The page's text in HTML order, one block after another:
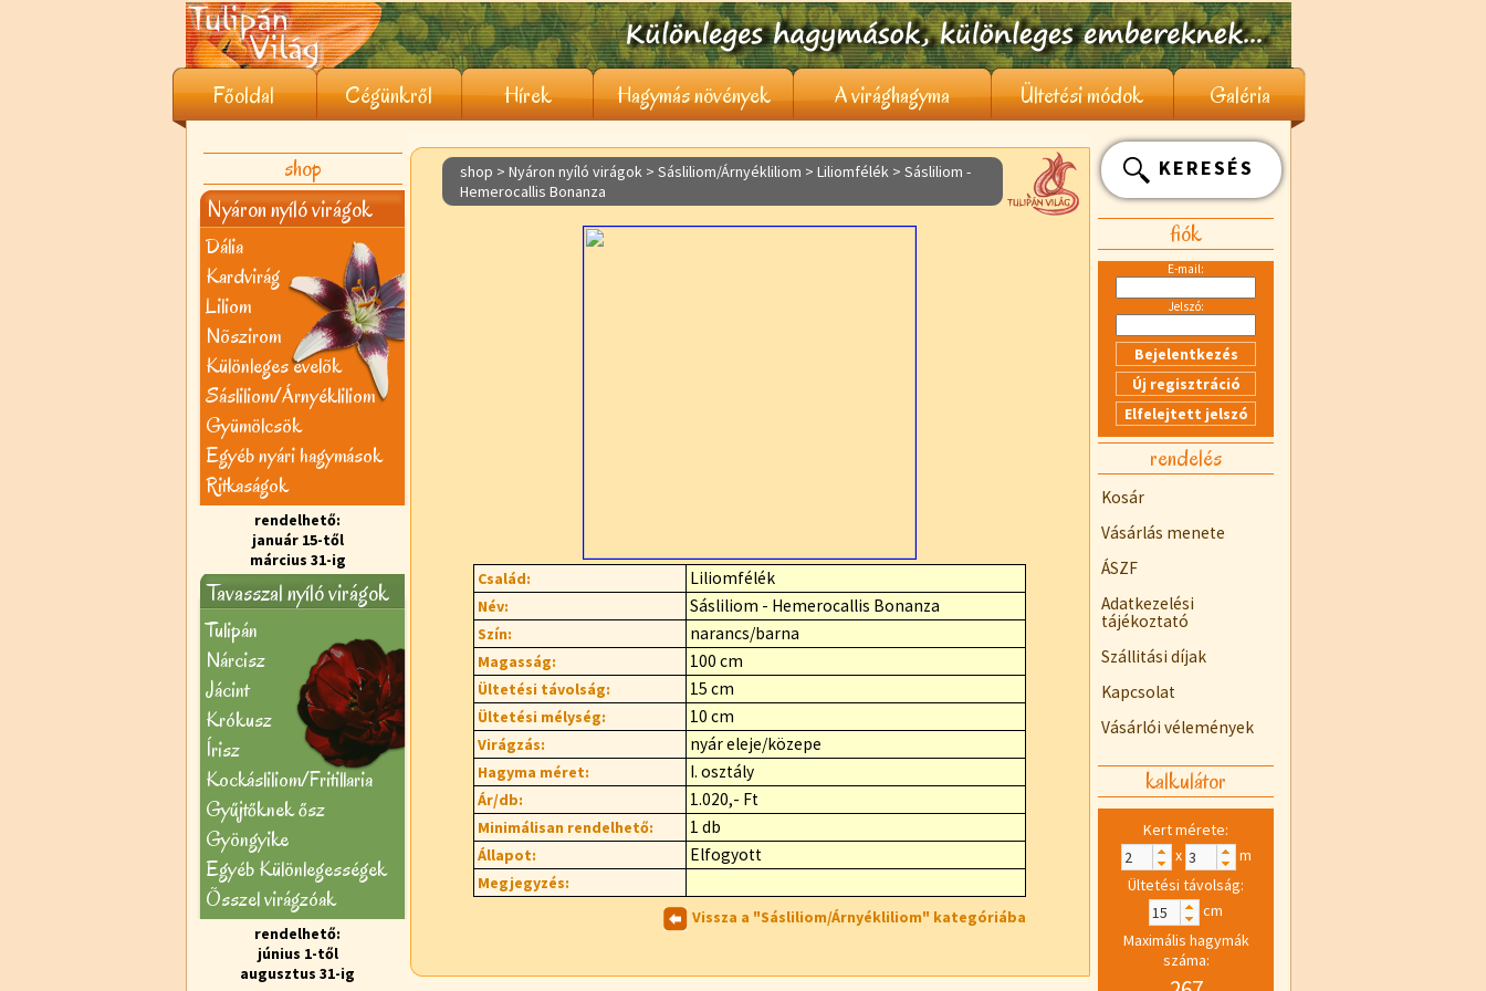
Főoldal Cégünkről Hírek Hagymás növények A virághagyma Ültetési módok Galéria
shop
Nyáron nyíló virágok
Dália
Kardvirág
Liliom
Nõszirom
Különleges évelõk
Sásliliom/Árnyékliliom
Gyümölcsök
Egyéb nyári hagymások
Ritkaságok
rendelhető:
január 15-től
március 31-ig
Tavasszal nyíló virágok
Tulipán
Nárcisz
Jácint
Krókusz
Írisz
Kockásliliom/Fritillaria
Gyűjtőknek ősz
Gyöngyike
Egyéb Különlegességek
Õsszel virágzóak
rendelhető:
június 1-től
augusztus 31-ig
shop > Nyáron nyíló virágok > Sásliliom/Árnyékliliom > Liliomfélék > Sásliliom -
Hemerocallis Bonanza
Család: Liliomfélék
Név: Sásliliom - Hemerocallis Bonanza
Szín: narancs/barna
Magasság: 100 cm
Ültetési távolság: 15 cm
Ültetési mélység: 10 cm
Virágzás: nyár eleje/közepe
Hagyma méret: I. osztály
Ár/db: 1.020,- Ft
Minimálisan rendelhető: 1 db
Állapot: Elfogyott
Megjegyzés:
Vissza a "Sásliliom/Árnyékliliom" kategóriába
KERESÉS
fiók
E-mail:
Jelszó:
rendelés
Kosár
Vásárlás menete
ÁSZF
Adatkezelési
tájékoztató
Szállitási díjak
Kapcsolat
Vásárlói vélemények
kalkulátor
Kert mérete:
x
m
Ültetési távolság:
cm
Maximális hagymák
száma: